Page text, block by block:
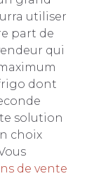
utiliser
part de
qui
dont
solution
choix
de vente